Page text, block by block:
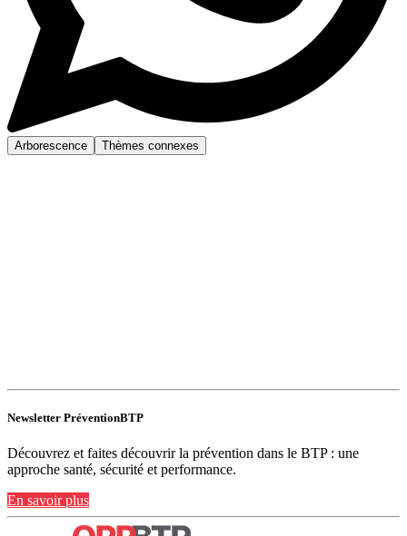
Arborescence Thèmes connexes
Newsletter PréventionBTP
Découvrez et faites découvrir la prévention dans le BTP : une
approche santé, sécurité et performance.
En savoir plus